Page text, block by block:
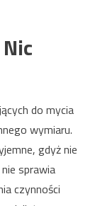
do mycia
wymiaru.
gdyż nie
sprawia
czynności